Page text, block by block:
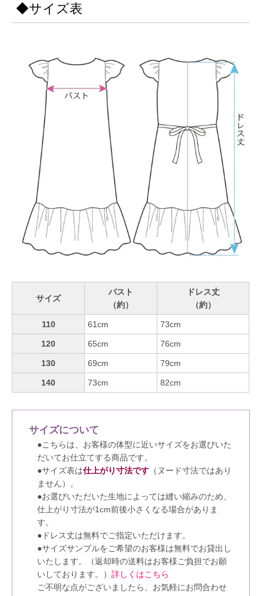
◆サイズ表
サイズ
バスト
（約）
ドレス丈
（約）
110 61cm 73cm
120 65cm 76cm
130 69cm 79cm
140 73cm 82cm
サイズについて
●こちらは、お客様の体型に近いサイズをお選びいた
だいてお仕立てする商品です。
●サイズ表は仕上がり寸法です （ヌード寸法ではあり
ません）。
●お選びいただいた生地によっては縫い縮みのため、
仕上がり寸法が1cm前後小さくなる場合がありま
す。
●ドレス丈は無料でご指定いただけます。
●サイズサンプルをご希望のお客様は無料でお貸出し
いたします。（返却時の送料はお客様ご負担でお願
いしております。） 詳しくはこちら
ご不明な点がございましたら、お気軽にお問合わせ